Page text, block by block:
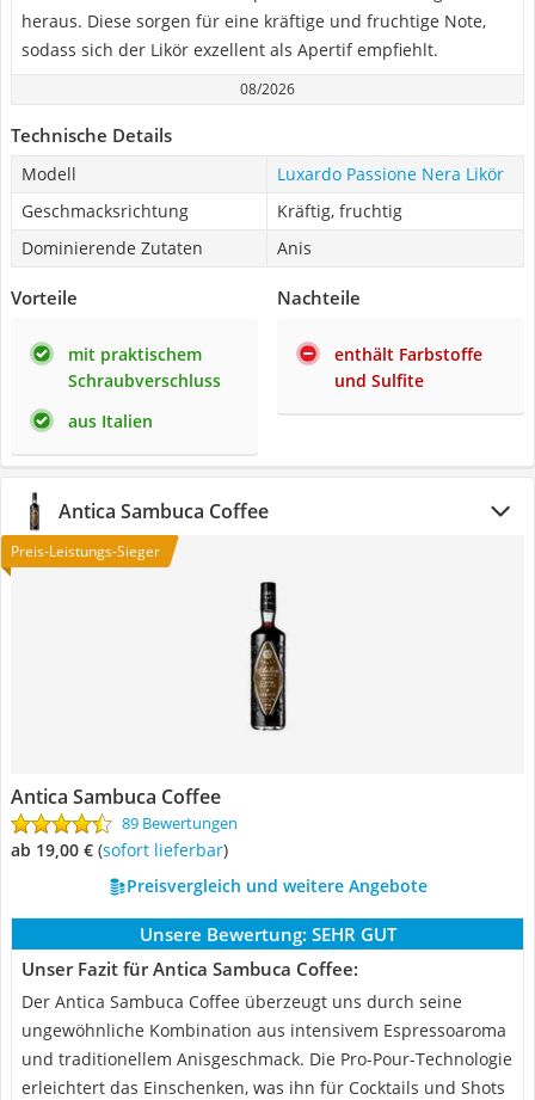
heraus. Diese sorgen für eine kräftige und fruchtige Note,
sodass sich der Likör exzellent als Apertif empfiehlt.
08/2026
Technische Details
Modell
Luxardo Passione Nera Likör
Geschmacksrichtung
Kräftig, fruchtig
Dominierende Zutaten
Anis
Vorteile
mit praktischem
Schraubverschluss
aus Italien
Nachteile
enthält Farbstoffe
und Sulfite
Antica Sambuca Coffee
Preis-Leistungs-Sieger
Antica Sambuca Coffee
89 Bewertungen
ab 19,00 € ( Sofort lieferbar)
Preisvergleich und weitere Angebote
Unsere Bewertung: SEHR GUT
Unser Fazit für Antica Sambuca Coffee:
Der Antica Sambuca Coffee überzeugt uns durch seine
ungewöhnliche Kombination aus intensivem Espressoaroma
und traditionellem Anisgeschmack. Die Pro-Pour-Technologie
erleichtert das Einschenken, was ihn für Cocktails und Shots